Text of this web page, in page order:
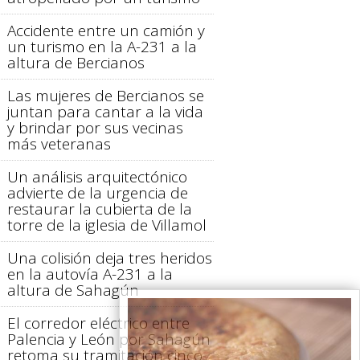
Accidente entre un camión y
un turismo en la A-231 a la
altura de Bercianos
Las mujeres de Bercianos se
juntan para cantar a la vida
y brindar por sus vecinas
más veteranas
Un análisis arquitectónico
advierte de la urgencia de
restaurar la cubierta de la
torre de la iglesia de Villamol
Una colisión deja tres heridos
en la autovía A-231 a la
altura de Sahagún
El corredor eléctrico entre
Palencia y León por Sahagún
retoma su tramitación cinco